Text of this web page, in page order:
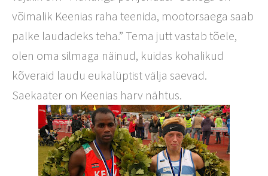
võimalik Keenias raha teenida, mootorsaega saab
palke laudadeks teha.” Tema jutt vastab tõele,
olen oma silmaga näinud, kuidas kohalikud
kõveraid laudu eukalüptist välja saevad.
Saekaater on Keenias harv nähtus.